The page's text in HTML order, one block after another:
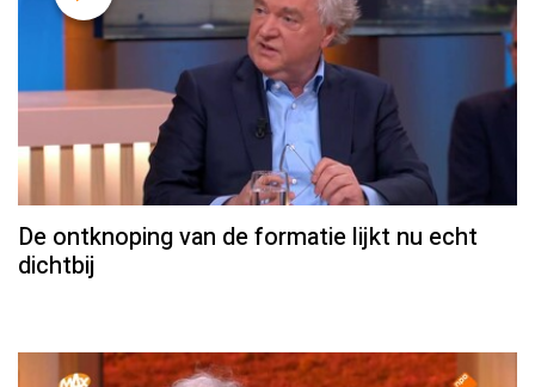
De ontknoping van de formatie lijkt nu echt
dichtbij